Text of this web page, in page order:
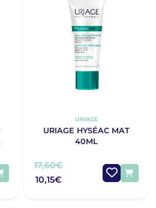
URIAGE
URIAGE HYSÉAC MAT
40ML
17,60€
10,15€